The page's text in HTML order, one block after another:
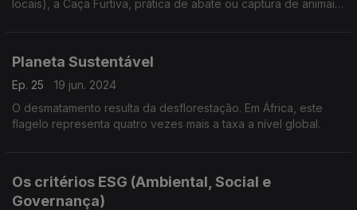
locais), a Caça Furtiva, prática de abate ou captura de animais
Planeta Sustentável
Ep. 25
19 jun. 2024
O desmatamento resulta da desflorestação. Em África, este
flagelo representa quatro vezes mais a taxa a nível global.
Os critérios ESG (Ambiental, Social e
Governança)